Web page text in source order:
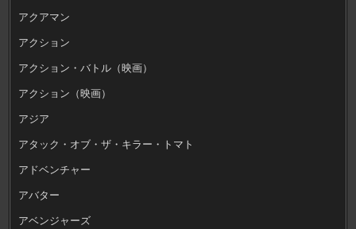
アクアマン
アクション
アクション・バトル（映画）
アクション（映画）
アジア
アタック・オブ・ザ・キラー・トマト
アドベンチャー
アバター
アベンジャーズ